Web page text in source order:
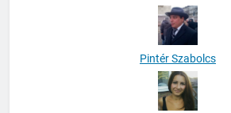
Pintér Szabolcs